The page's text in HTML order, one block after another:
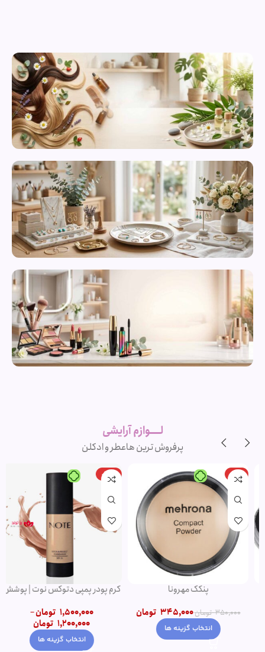
محصولات
مراقبت از
پوست
برندلــــوازم آرایشی
پرفروش ترین هاعطر و ادکلن
-1%
پنکک مهرونا
350,000 تومان345,000 تومان
انتخاب گزینه ها
-20%
کرم پودر پمپی دتوکس نوت | پوشش
1,500,000 تومان–
1,200,000 تومان
انتخاب گزینه ها